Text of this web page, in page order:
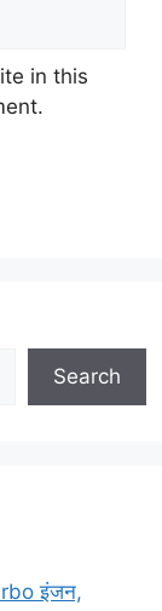
in this
Search
इंजन,